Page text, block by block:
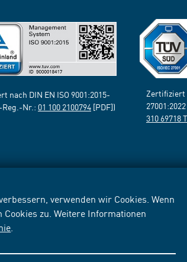
verwenden wir Cookies. Wenn
zu. Weitere Informationen
nach DIN EN ISO 9001:2015-
Nr.: 01 100 2100794 [PDF])
Zertifiziert
310 69718